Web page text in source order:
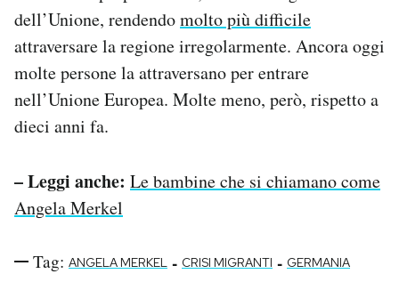
dell’Unione, rendendomolto più difficile
attraversare la regione irregolarmente. Ancora oggi
molte persone la attraversano per entrare
nell’Unione Europea. Molte meno, però, rispetto a
dieci anni fa.
– Leggi anche: Le bambine che si chiamano come
Angela Merkel
Tag: ANGELA MERKEL - CRISI MIGRANTI - GERMANIA